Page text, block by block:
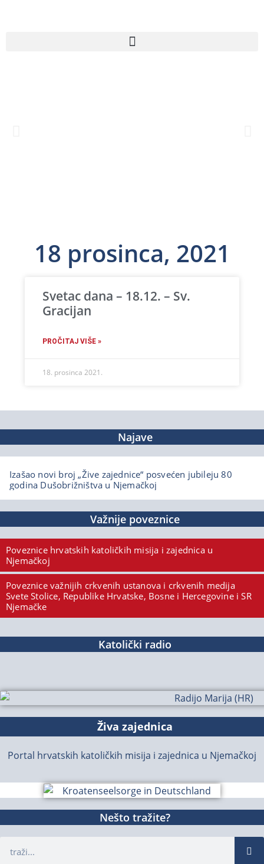
18 prosinca, 2021
Svetac dana – 18.12. – Sv.
Gracijan
PROČITAJ VIŠE »
18. prosinca 2021.
Najave
Izašao novi broj „Žive zajednice“ posvećen jubileju 80
godina Dušobrižništva u Njemačkoj
Važnije poveznice
Poveznice hrvatskih katoličkih misija i zajednica u
Njemačkoj
Poveznice važnijih crkvenih ustanova i crkvenih medija
Svete Stolice, Republike Hrvatske, Bosne i Hercegovine i SR
Njemačke
Katolički radio
Živa zajednica
Portal hrvatskih katoličkih misija i zajednica u Njemačkoj
Nešto tražite?